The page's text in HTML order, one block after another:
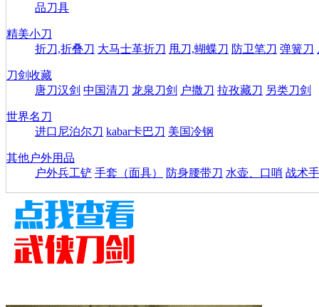
品刀具
精美小刀
折刀,折叠刀 大马士革折刀 甩刀,蝴蝶刀 防卫笔刀 弹簧刀
刀剑收藏
唐刀汉剑 中国清刀 龙泉刀剑 户撒刀 拉孜藏刀 另类刀剑
世界名刀
进口尼泊尔刀 kabar卡巴刀 美国冷钢
其他户外用品
户外兵工铲 手套（面具） 防身腰带刀 水壶、口哨 战术